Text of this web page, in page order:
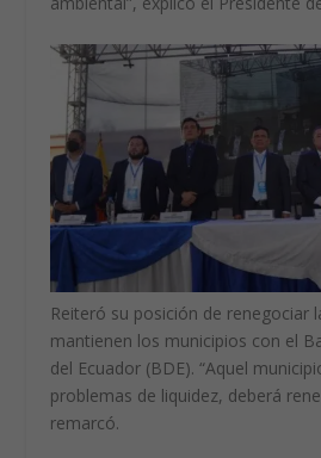
Reiteró su posición de renegociar
mantienen los municipios con el
del Ecuador (BDE). “Aquel
problemas de liquidez, deberá
remarcó.